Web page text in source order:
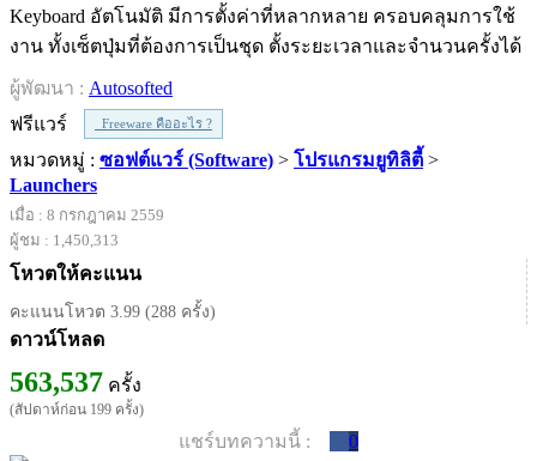
Keyboard อัตโนมัติ มีการตั้งค่าที่หลากหลาย ครอบคลุมการใช้
งาน ทั้งเซ็ตปุ่มที่ต้องการเป็นชุด ตั้งระยะเวลาและจำนวนครั้งได้
ผู้พัฒนา : Autosofted
ฟรีแวร์
Freeware คืออะไร ?
หมวดหมู่ : ซอฟต์แวร์ (Software) > โปรแกรมยูทิลิตี้ >
Launchers
เมื่อ : 8 กรกฎาคม 2559
ผู้ชม : 1,450,313
โหวตให้คะแนน
คะแนนโหวต 3.99 (288 ครั้ง)
ดาวน์โหลด
563,537 ครั้ง
(สัปดาห์ก่อน 199 ครั้ง)
แชร์บทความนี้ : 0